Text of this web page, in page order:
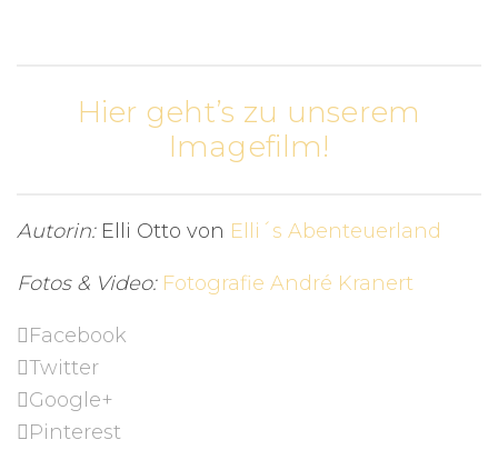
Hier geht’s zu unserem
Imagefilm!
Autorin:Elli Otto von Elli´s Abenteuerland
Fotos & Video: Fotografie André Kranert
Facebook
Twitter
Google+
Pinterest